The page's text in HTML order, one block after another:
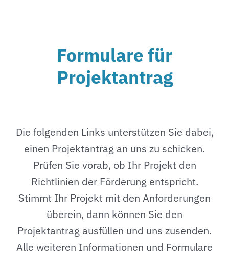
Formulare für
Projektantrag
Die folgenden Links unterstützen Sie dabei,
einen Projektantrag an uns zu schicken.
Prüfen Sie vorab, ob Ihr Projekt den
Richtlinien der Förderung entspricht.
Stimmt Ihr Projekt mit den Anforderungen
überein, dann können Sie den
Projektantrag ausfüllen und uns zusenden.
Alle weiteren Informationen und Formulare